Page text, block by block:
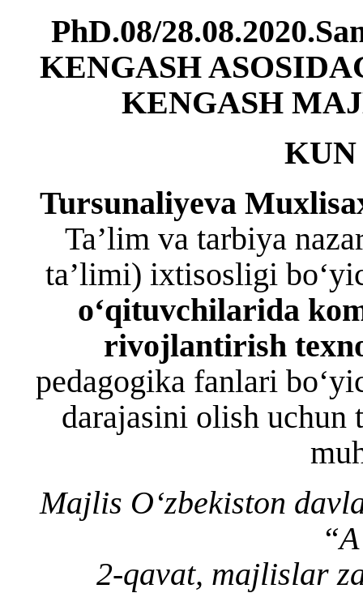
PhD.08/
KENGASH
KENGASH
Tursunaliyeva
Ta’lim va tarbiya
ta’limi) ixtisosligi
o‘qituvchilarida
rivojlantirish
pedagogika fanlari
darajasini olish uchun
Majlis O‘zbekiston
2-qavat, majlislar